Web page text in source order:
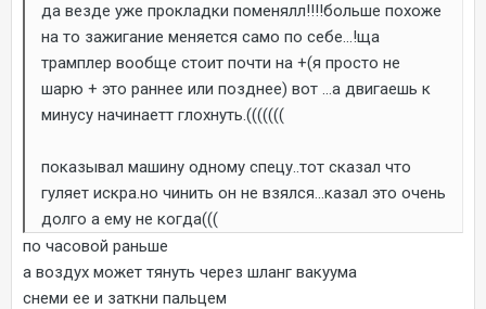
да везде уже прокладки поменялл!!!!больше похоже
на то зажигание меняется само по себе...!ща
трамплер вообще стоит почти на +(я просто не
шарю + это раннее или позднее) вот ...а двигаешь к
минусу начинаетт глохнуть.(((((((
показывал машину одному спецу..тот сказал что
гуляет искра.но чинить он не взялся...казал это очень
долго а ему не когда(((
по часовой раньше
а воздух может тянуть через шланг вакуума
снеми ее и заткни пальцем